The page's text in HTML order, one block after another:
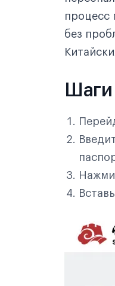
процесс
без